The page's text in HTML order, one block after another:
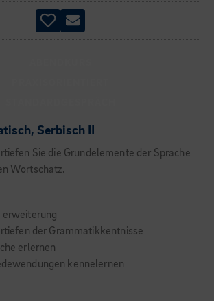
Serbisch II
Sie die Grundelemente der Sprache
Wortschatz.
der Grammatikkentnisse
erlernen
kennelernen